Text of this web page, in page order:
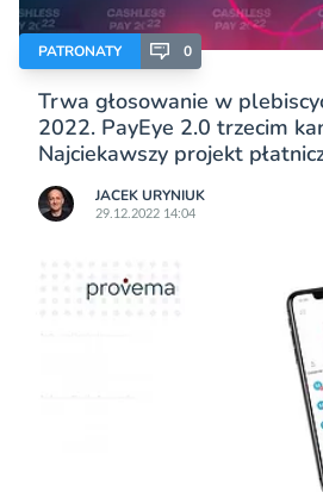
PATRONATY 0
Trwa głosowanie w
2022. PayEye 2.0 trzecim
Najciekawszy projekt
JACEK URYNIUK
29.12.2022 14:04